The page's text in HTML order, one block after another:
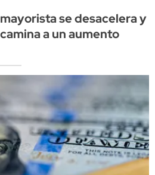
se desacelera y
a un aumento